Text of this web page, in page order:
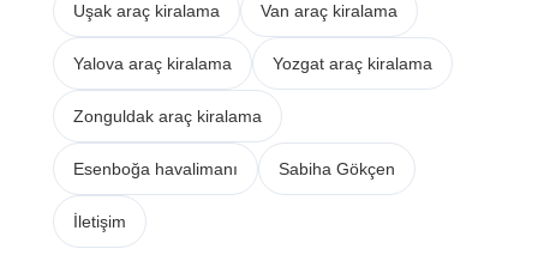
Uşak araç kiralama Van araç kiralama
Yalova araç kiralama Yozgat araç kiralama
Zonguldak araç kiralama
Esenboğa havalimanı Sabiha Gökçen
İletişim